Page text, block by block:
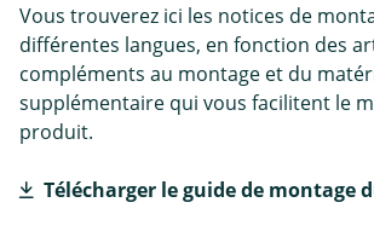
Vous trouverez ici les notices de
différentes langues, en fonction des
compléments au montage et du
supplémentaire qui vous facilitent le
produit.
Télécharger le guide de montage